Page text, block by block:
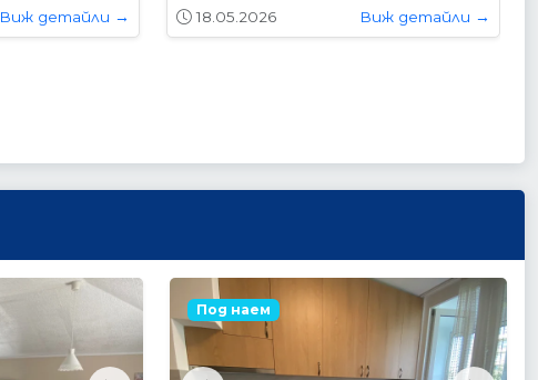
Виж детайли →
01.05.2026
Виж детайли →
Под наем